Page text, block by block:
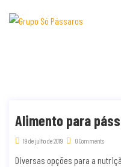
Alimento para
19 de julho de 2019 0 Comments
Diversas opções para a